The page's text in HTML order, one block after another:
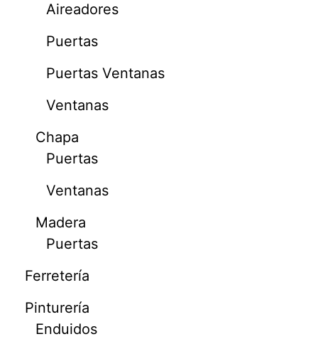
Aireadores
Puertas
Puertas Ventanas
Ventanas
Chapa
Puertas
Ventanas
Madera
Puertas
Ferretería
Pinturería
Enduidos